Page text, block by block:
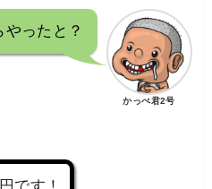
ったと？
かっぺ君2号